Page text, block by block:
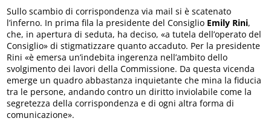
Sullo scambio di corrispondenza via mail si è scatenato
l’inferno. In prima fila la presidente del Consiglio Emily Rini,
che, in apertura di seduta, ha deciso, «a tutela dell’operato del
Consiglio» di stigmatizzare quanto accaduto. Per la presidente
Rini «è emersa un’indebita ingerenza nell’ambito dello
svolgimento dei lavori della Commissione. Da questa vicenda
emerge un quadro abbastanza inquietante che mina la fiducia
tra le persone, andando contro un diritto inviolabile come la
segretezza della corrispondenza e di ogni altra forma di
comunicazione».